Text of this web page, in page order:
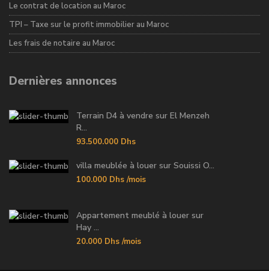
Le contrat de location au Maroc
TPI – Taxe sur le profit immobilier au Maroc
Les frais de notaire au Maroc
Dernières annonces
Terrain D4 à vendre sur El Menzeh
R...
93.500.000 Dhs
villa meublée à louer sur Souissi O...
100.000 Dhs /mois
Appartement meublé à louer sur
Hay ...
20.000 Dhs /mois